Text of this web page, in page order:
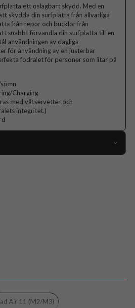
ett oslagbart skydd. Med en
skydda din surfplatta från allvarliga
från repor och bucklor från
snabbt förvandla din surfplatta till en
användningen av dagliga
för användning av en justerbar
fodralet för personer som litar på
Charging
med våtservetter och
integritet.)
Air 11 (M2/M3)